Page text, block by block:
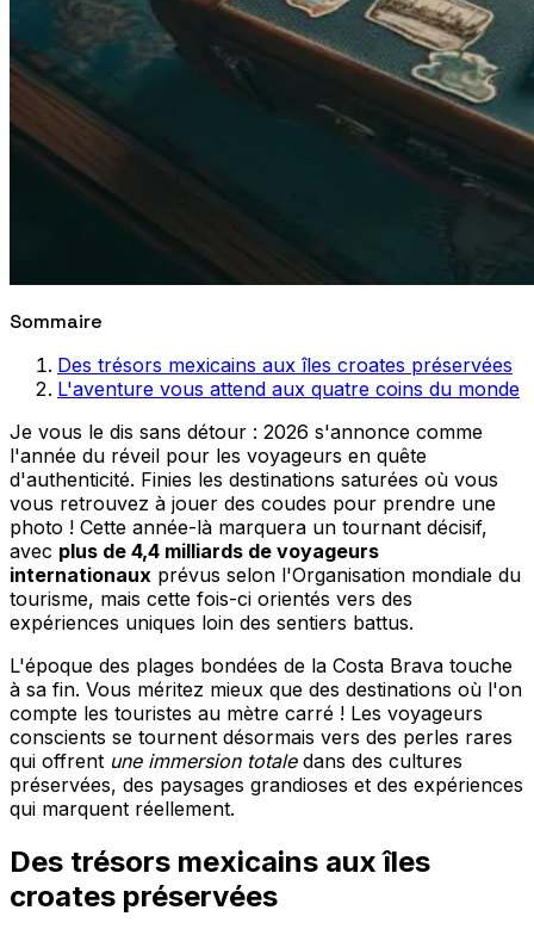
Sommaire
Des trésors mexicains aux îles croates préservées
L'aventure vous attend aux quatre coins du monde
Je vous le dis sans détour : 2026 s'annonce comme
l'année du réveil pour les voyageurs en quête
d'authenticité. Finies les destinations saturées où vous
vous retrouvez à jouer des coudes pour prendre une
photo ! Cette année-là marquera un tournant décisif,
avec plus de 4,4 milliards de voyageurs
internationaux prévus selon l'Organisation mondiale du
tourisme, mais cette fois-ci orientés vers des
expériences uniques loin des sentiers battus.
L'époque des plages bondées de la Costa Brava touche
à sa fin. Vous méritez mieux que des destinations où l'on
compte les touristes au mètre carré ! Les voyageurs
conscients se tournent désormais vers des perles rares
qui offrent une immersion totaledans des cultures
préservées, des paysages grandioses et des expériences
qui marquent réellement.
Des trésors mexicains aux îles
croates préservées